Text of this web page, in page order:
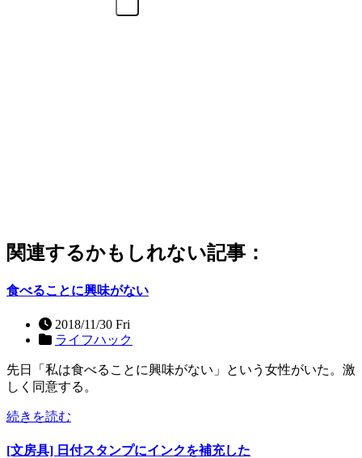
関連するかもしれない記事：
食べることに興味がない
2018/11/30 Fri
ライフハック
先日「私は食べることに興味がない」という女性がいた。激
しく同意する。
続きを読む
[文房具] 日付スタンプにインクを補充した